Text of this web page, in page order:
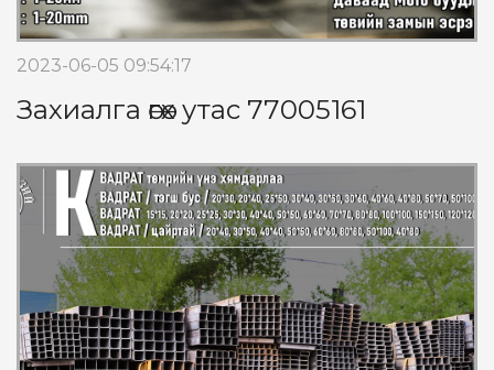
2023-06-05 09:54:17
Захиалга өгөх утас 77005161